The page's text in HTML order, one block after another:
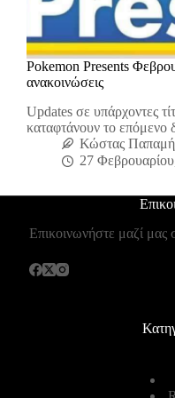
Pokemon Presents
ανακοινώσεις
Updates σε υπάρχοντες
καταφτάνουν το επόμενο
Κώστας
27
Επικοινωνήστε μαζί